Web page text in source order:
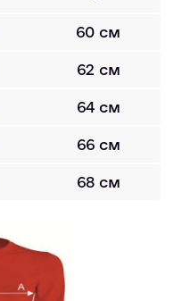
60 см
62 см
64 см
66 см
68 см